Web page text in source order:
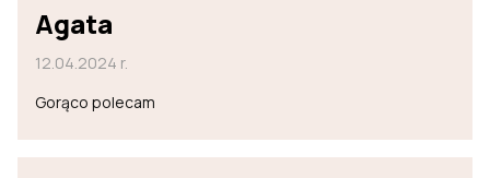
Agata
12.04.2024 r.
Gorąco polecam